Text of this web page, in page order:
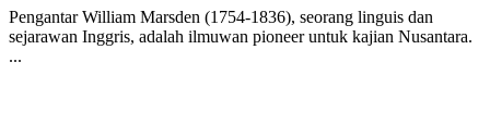
Pengantar William Marsden (1754-1836), seorang linguis dan
sejarawan Inggris, adalah ilmuwan pioneer untuk kajian Nusantara.
...